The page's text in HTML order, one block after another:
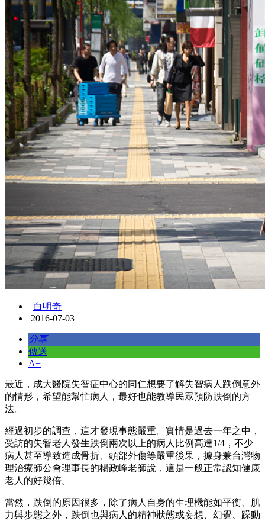
白明奇
2016-07-03
分享
傳送
A+
最近，成大醫院失智症中心的同仁想要了解失智病人跌倒意外
的情形，希望能幫忙病人，最好也能教導民眾預防跌倒的方
法。
經過初步的調查，這才發現事態嚴重。實情是過去一年之中，
受訪的失智老人發生跌倒兩次以上的病人比例高達1/4，不少
病人甚至導致造成骨折、頭部外傷等嚴重後果，據身兼台灣物
理治療師公會理事長的楊政峰老師說，這是一般正常認知健康
老人的好幾倍。
當然，跌倒的原因很多，除了病人自身的生理機能如平衡、肌
力與步態之外，跌倒也與病人的精神狀態或妄想、幻覺、躁動